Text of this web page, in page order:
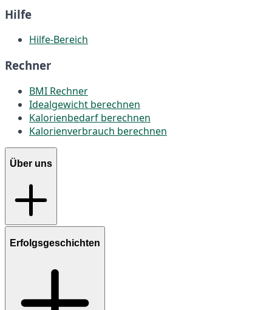
Hilfe
Hilfe-Bereich
Rechner
BMI Rechner
Idealgewicht berechnen
Kalorienbedarf berechnen
Kalorienverbrauch berechnen
Über uns
Erfolgsgeschichten